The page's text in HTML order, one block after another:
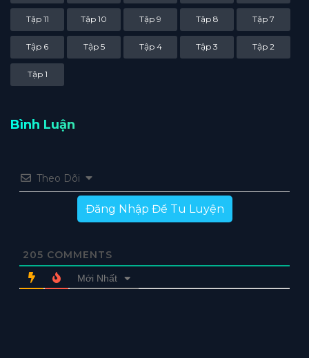
Tập 11 Tập 10 Tập 9 Tập 8 Tập 7
Tập 6 Tập 5 Tập 4 Tập 3 Tập 2
Tập 1
Bình Luận
Theo Dõi
Đăng Nhập Để Tu Luyện
205 COMMENTS
Mới Nhất